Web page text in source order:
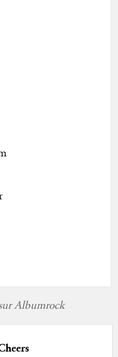
Albumrock